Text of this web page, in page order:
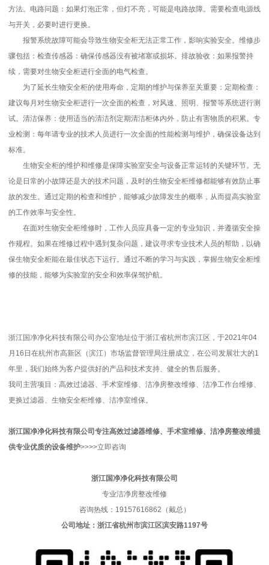
方法。电路问题：如果灯泡正常，但灯不亮，可能是电路故障。需要检查电源线
与开关，必要时进行更换。
报警系统故障可能会导致生物安全柜无法正常工作，影响实验安全。维修步
骤包括：检查传感器：确保传感器没有被堵塞或损坏。排故验收：如果报警持
续，需要对生物安全柜进行全面的电气检查。
为了延长生物安全柜的使用寿命，定期的维护与保养至关重要：定期检查：
建议每月对生物安全柜进行一次全面的检查，对风速、照明、报警等系统进行测
试。清洁保养：使用适当的清洁剂定期清洁柜体内外，防止有害物质的积累。专
业检测：每年请专业的技术人员进行一次全面的性能检测与维护，确保设备达到
标准。
生物安全柜的维护和维修是保障实验室安全与设备正常运转的关键环节。无
论是日常的小故障还是大的技术问题，及时的生物安全柜维修都能够有效防止事
故的发生。通过定期的检查和维护，能够减少故障发生的概率，从而提高实验室
的工作效率与安全性。
在面对生物安全柜维修时，工作人员应具备一定的专业知识，并遵循安全操
作规程。如果在维修过程中遇到复杂问题，建议寻求专业技术人员的帮助，以确
保生物安全柜能在最佳状态下运行。通过不断的学习与实践，掌握生物安全柜维
修的技能，能够为实验室的安全和效率保驾护航。
浙江国净净化科技有限公司办公室地址位于浙江省杭州市滨江区，于2021年04
月16日在杭州市高新区（滨江）市场监督管理局注册成立，在公司发展壮大的1
年里，我们始终为客户提供好的产品和技术支持、健全的售后服务。
我司主营项目：高效过滤器、手术室维修、洁净房整改维修、洁净工作台维修、
更换过滤器、生物安全柜维修、洁净室维保。
浙江国净净化科技有限公司 专注高效过滤器维修、手术室维修、洁净房整改维提
供专业优质的设备维护>>>>立即咨询
浙江国净净化科技有限公司
专业洁净房整改维修
咨询热线：19157616862（戴总）
公司地址：浙江省杭州市滨江区滨安路1197号